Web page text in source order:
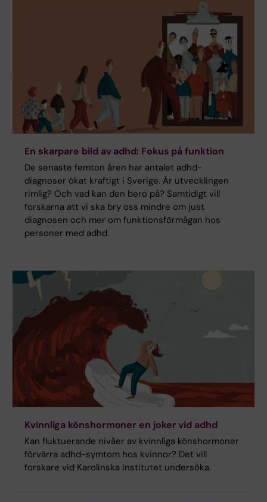
En skarpare bild av adhd: Fokus på funktion
De senaste femton åren har antalet adhd-
diagnoser ökat kraftigt i Sverige. Är utvecklingen
rimlig? Och vad kan den bero på? Samtidigt vill
forskarna att vi ska bry oss mindre om just
diagnosen och mer om funktionsförmågan hos
personer med adhd.
Kvinnliga könshormoner en joker vid adhd
Kan fluktuerande nivåer av kvinnliga könshormoner
förvärra adhd-symtom hos kvinnor? Det vill
forskare vid Karolinska Institutet undersöka.